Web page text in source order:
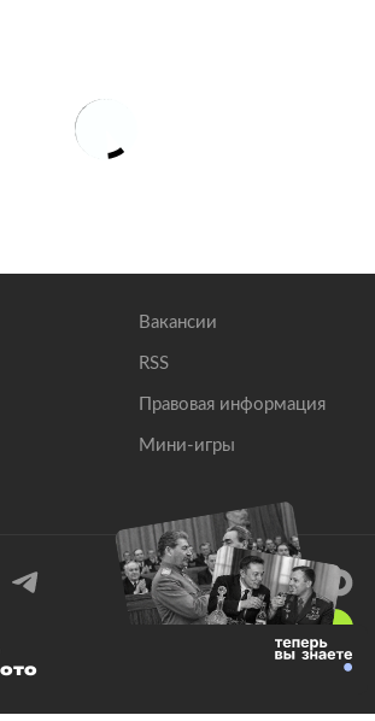
Вакансии
RSS
Правовая информация
Мини-игры
© 1999–2026 Все права защищены.